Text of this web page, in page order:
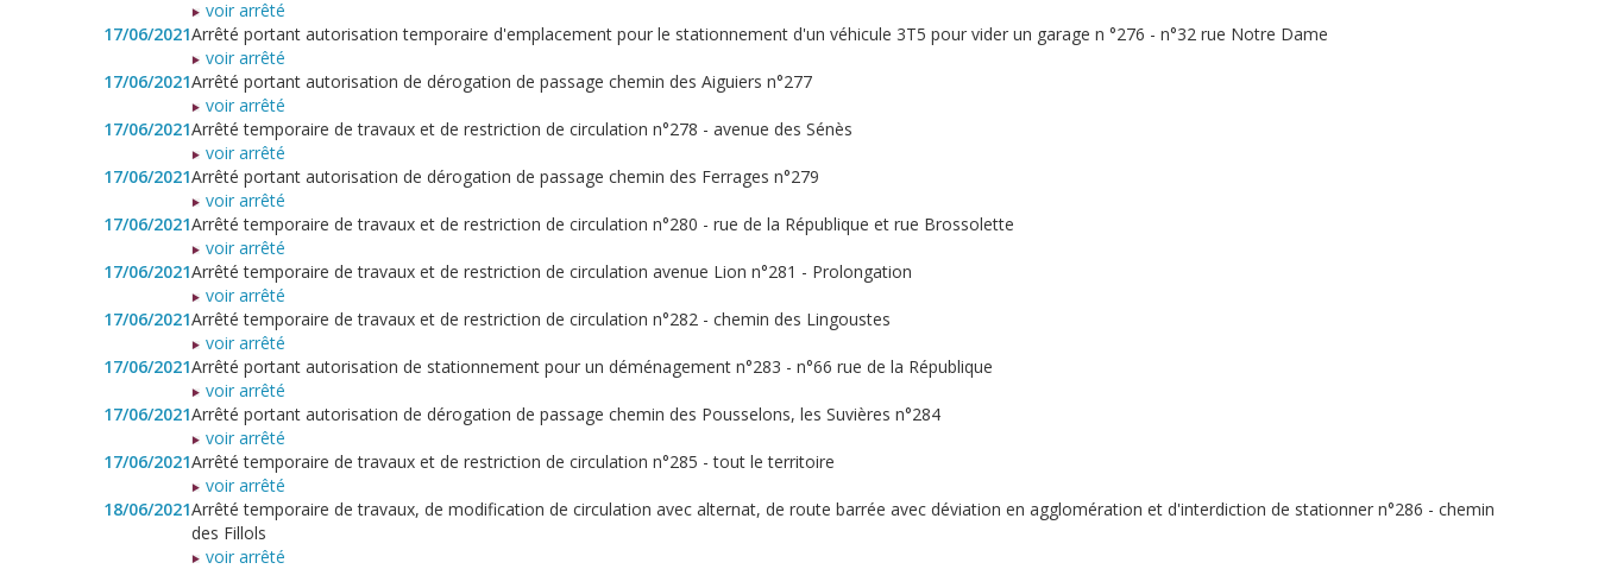
voir arrêté
17/06/2021Arrêté portant autorisation temporaire d'emplacement pour le stationnement d'un véhicule 3T5 pour vider un garage n °276 - n°32 rue Notre Dame
voir arrêté
17/06/2021Arrêté portant autorisation de dérogation de passage chemin des Aiguiers n°277
voir arrêté
17/06/2021Arrêté temporaire de travaux et de restriction de circulation n°278 - avenue des Sénès
voir arrêté
17/06/2021Arrêté portant autorisation de dérogation de passage chemin des Ferrages n°279
voir arrêté
17/06/2021Arrêté temporaire de travaux et de restriction de circulation n°280 - rue de la République et rue Brossolette
voir arrêté
17/06/2021Arrêté temporaire de travaux et de restriction de circulation avenue Lion n°281 - Prolongation
voir arrêté
17/06/2021Arrêté temporaire de travaux et de restriction de circulation n°282 - chemin des Lingoustes
voir arrêté
17/06/2021Arrêté portant autorisation de stationnement pour un déménagement n°283 - n°66 rue de la République
voir arrêté
17/06/2021Arrêté portant autorisation de dérogation de passage chemin des Pousselons, les Suvières n°284
voir arrêté
17/06/2021Arrêté temporaire de travaux et de restriction de circulation n°285 - tout le territoire
voir arrêté
18/06/2021Arrêté temporaire de travaux, de modification de circulation avec alternat, de route barrée avec déviation en agglomération et d'interdiction de stationner n°286 - chemin
des Fillols
voir arrêté